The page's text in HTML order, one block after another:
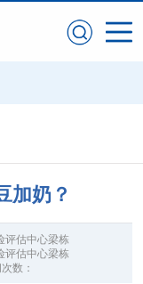
加奶？
评估中心梁栋
评估中心梁栋
数：